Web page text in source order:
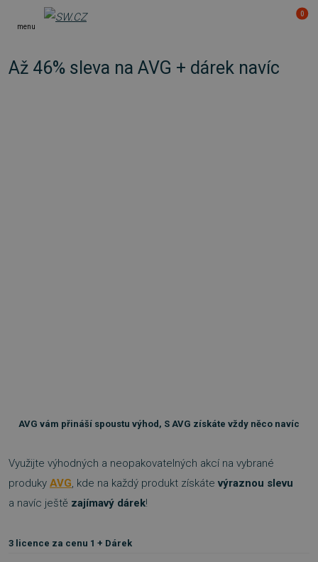
menu
0
Až 46% sleva na AVG + dárek navíc
AVG vám přináší spoustu výhod, S AVG získáte vždy něco navíc
Využijte výhodných a neopakovatelných akcí na vybrané
produky AVG, kde na každý produkt získáte výraznou slevu
a navíc ještě zajímavý dárek!
3 licence za cenu 1 + Dárek